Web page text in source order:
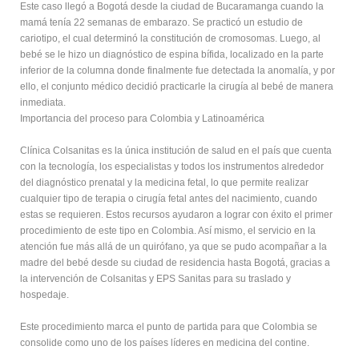
Este caso llegó a Bogotá desde la ciudad de Bucaramanga cuando la
mamá tenía 22 semanas de embarazo. Se practicó un estudio de
cariotipo, el cual determinó la constitución de cromosomas. Luego, al
bebé se le hizo un diagnóstico de espina bífida, localizado en la parte
inferior de la columna donde finalmente fue detectada la anomalía, y por
ello, el conjunto médico decidió practicarle la cirugía al bebé de manera
inmediata.
Importancia del proceso para Colombia y Latinoamérica
Clínica Colsanitas es la única institución de salud en el país que cuenta
con la tecnología, los especialistas y todos los instrumentos alrededor
del diagnóstico prenatal y la medicina fetal, lo que permite realizar
cualquier tipo de terapia o cirugía fetal antes del nacimiento, cuando
estas se requieren. Estos recursos ayudaron a lograr con éxito el primer
procedimiento de este tipo en Colombia. Así mismo, el servicio en la
atención fue más allá de un quirófano, ya que se pudo acompañar a la
madre del bebé desde su ciudad de residencia hasta Bogotá, gracias a
la intervención de Colsanitas y EPS Sanitas para su traslado y
hospedaje.
Este procedimiento marca el punto de partida para que Colombia se
consolide como uno de los países líderes en medicina del contine.